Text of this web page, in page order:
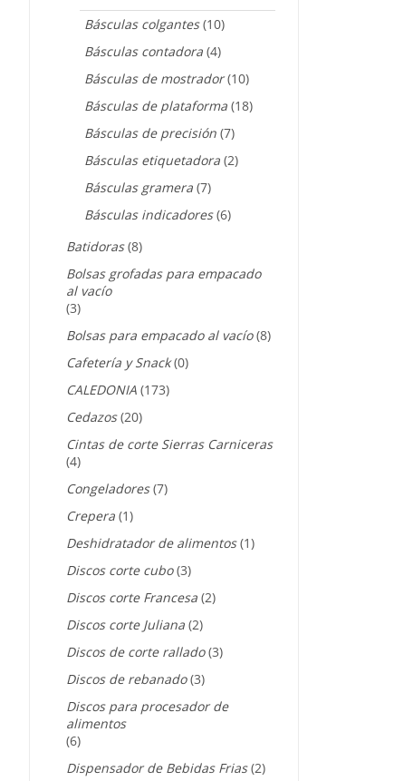
Básculas colgantes (10)
Básculas contadora (4)
Básculas de mostrador (10)
Básculas de plataforma (18)
Básculas de precisión (7)
Básculas etiquetadora (2)
Básculas gramera (7)
Básculas indicadores (6)
Batidoras (8)
Bolsas grofadas para empacado
al vacío
(3)
Bolsas para empacado al vacío (8)
Cafetería y Snack (0)
CALEDONIA (173)
Cedazos (20)
Cintas de corte Sierras Carniceras
(4)
Congeladores (7)
Crepera (1)
Deshidratador de alimentos (1)
Discos corte cubo (3)
Discos corte Francesa (2)
Discos corte Juliana (2)
Discos de corte rallado (3)
Discos de rebanado (3)
Discos para procesador de
alimentos
(6)
Dispensador de Bebidas Frias (2)